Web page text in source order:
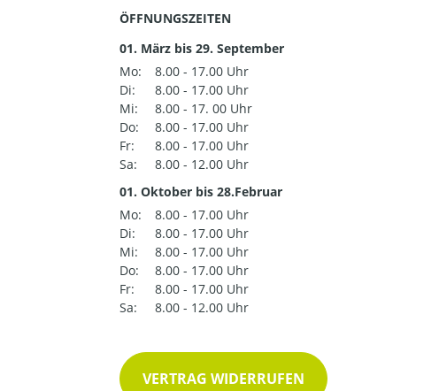
ÖFFNUNGSZEITEN
01. März bis 29. September
Mo:
8.00 - 17.00 Uhr
Di:
8.00 - 17.00 Uhr
Mi:
8.00 - 17. 00 Uhr
Do:
8.00 - 17.00 Uhr
Fr:
8.00 - 17.00 Uhr
Sa:
8.00 - 12.00 Uhr
01. Oktober bis 28.Februar
Mo:
8.00 - 17.00 Uhr
Di:
8.00 - 17.00 Uhr
Mi:
8.00 - 17.00 Uhr
Do:
8.00 - 17.00 Uhr
Fr:
8.00 - 17.00 Uhr
Sa:
8.00 - 12.00 Uhr
VERTRAG WIDERRUFEN